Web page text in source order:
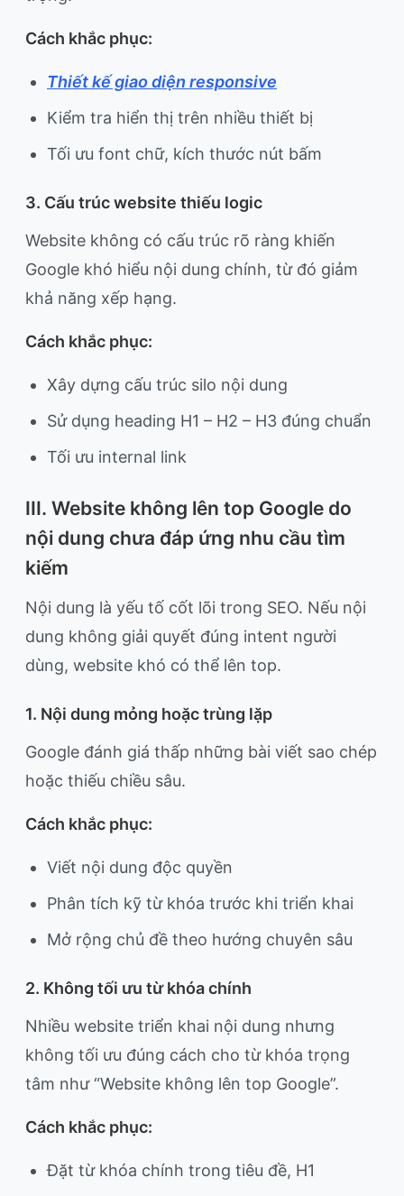
Cách khắc phục:
Thiết kế giao diện responsive
Kiểm tra hiển thị trên nhiều thiết bị
Tối ưu font chữ, kích thước nút bấm
3. Cấu trúc website thiếu logic
Website không có cấu trúc rõ ràng khiến
Google khó hiểu nội dung chính, từ đó giảm
khả năng xếp hạng.
Cách khắc phục:
Xây dựng cấu trúc silo nội dung
Sử dụng heading H1 – H2 – H3 đúng chuẩn
Tối ưu internal link
III. Website không lên top Google do
nội dung chưa đáp ứng nhu cầu tìm
kiếm
Nội dung là yếu tố cốt lõi trong SEO. Nếu nội
dung không giải quyết đúng intent người
dùng, website khó có thể lên top.
1. Nội dung mỏng hoặc trùng lặp
Google đánh giá thấp những bài viết sao chép
hoặc thiếu chiều sâu.
Cách khắc phục:
Viết nội dung độc quyền
Phân tích kỹ từ khóa trước khi triển khai
Mở rộng chủ đề theo hướng chuyên sâu
2. Không tối ưu từ khóa chính
Nhiều website triển khai nội dung nhưng
không tối ưu đúng cách cho từ khóa trọng
tâm như “Website không lên top Google”.
Cách khắc phục:
Đặt từ khóa chính trong tiêu đề, H1